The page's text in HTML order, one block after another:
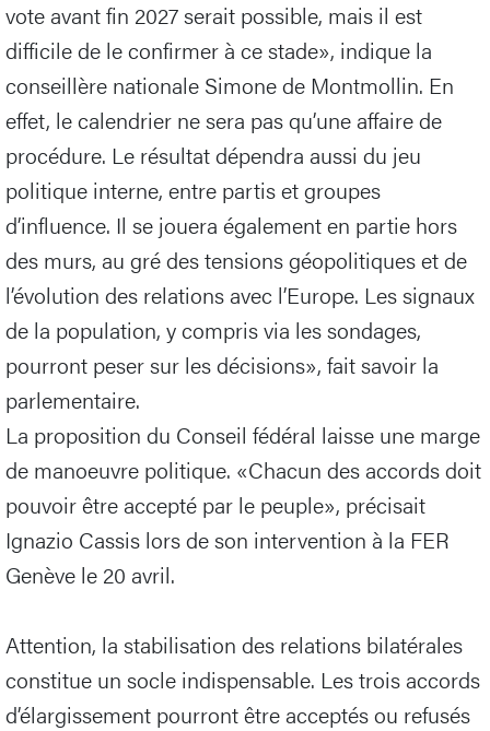
vote avant fin 2027 serait possible, mais il est
difficile de le confirmer à ce stade», indique la
conseillère nationale Simone de Montmollin. En
effet, le calendrier ne sera pas qu’une affaire de
procédure. Le résultat dépendra aussi du jeu
politique interne, entre partis et groupes
d’influence. Il se jouera également en partie hors
des murs, au gré des tensions géopolitiques et de
l’évolution des relations avec l’Europe. Les signaux
de la population, y compris via les sondages,
pourront peser sur les décisions», fait savoir la
parlementaire.
La proposition du Conseil fédéral laisse une marge
de manoeuvre politique. «Chacun des accords doit
pouvoir être accepté par le peuple», précisait
Ignazio Cassis lors de son intervention à la FER
Genève le 20 avril.
Attention, la stabilisation des relations bilatérales
constitue un socle indispensable. Les trois accords
d’élargissement pourront être acceptés ou refusés